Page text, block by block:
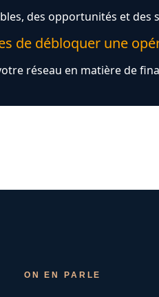
des opportunités et des
de débloquer une
réseau en matière de
ON EN PARLE